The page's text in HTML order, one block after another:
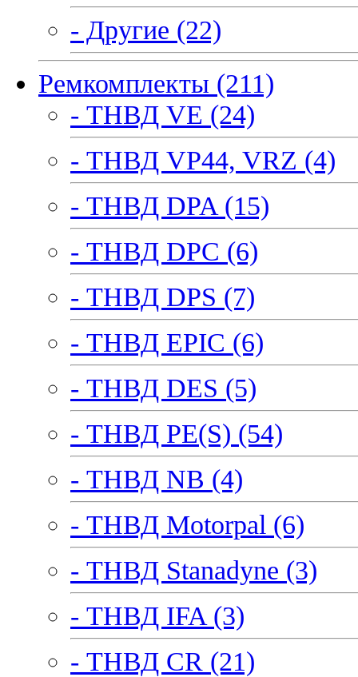
- Другие (22)
Ремкомплекты (211)
- ТНВД VE (24)
- ТНВД VP44, VRZ (4)
- ТНВД DPA (15)
- ТНВД DPC (6)
- ТНВД DPS (7)
- ТНВД EPIC (6)
- ТНВД DES (5)
- ТНВД PE(S) (54)
- ТНВД NB (4)
- ТНВД Motorpal (6)
- ТНВД Stanadyne (3)
- ТНВД IFA (3)
- ТНВД CR (21)